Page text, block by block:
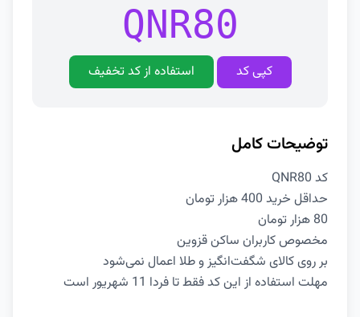
QNR80
کپی کد استفاده از کد تخفیف
توضیحات کامل
کد QNR80
حداقل خرید 400 هزار تومان
80 هزار تومان
مخصوص کاربران ساکن قزوین
بر روی کالای شگفت‌انگیز و طلا اعمال نمی‌شود
مهلت استفاده از این کد فقط تا فردا 11 شهریور است